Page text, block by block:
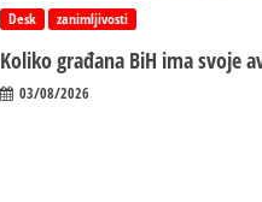
Desk zanimljivosti
Koliko građana BiH ima svoje
03/08/2026